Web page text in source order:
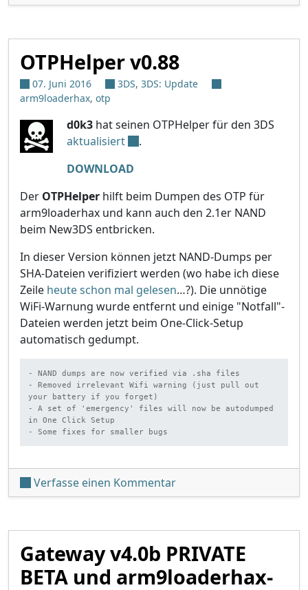
OTPHelper v0.88
07. Juni 2016 3DS, 3DS: Update
arm9loaderhax, otp
d0k3 hat seinen OTPHelper für den 3DS
aktualisiert
.
DOWNLOAD
Der OTPHelper hilft beim Dumpen des OTP für
arm9loaderhax und kann auch den 2.1er NAND
beim New3DS entbricken.
In dieser Version können jetzt NAND-Dumps per
SHA-Dateien verifiziert werden (wo habe ich diese
Zeile heute schon mal gelesen…?). Die unnötige
WiFi-Warnung wurde entfernt und einige "Notfall"-
Dateien werden jetzt beim One-Click-Setup
automatisch gedumpt.
- NAND dumps are now verified via .sha files
- Removed irrelevant Wifi warning (just pull out
your battery if you forget)
- A set of 'emergency' files will now be autodumped
in One Click Setup
- Some fixes for smaller bugs
Verfasse einen Kommentarunter 'OTPHelper v0.88'
Gateway v4.0b PRIVATE
BETA und arm9loaderhax-